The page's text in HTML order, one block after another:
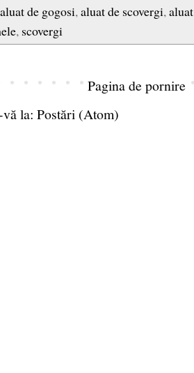
aluat de gogosi,aluat de scovergi,
, scovergi
Pagina de pornire
la: Postări (Atom)